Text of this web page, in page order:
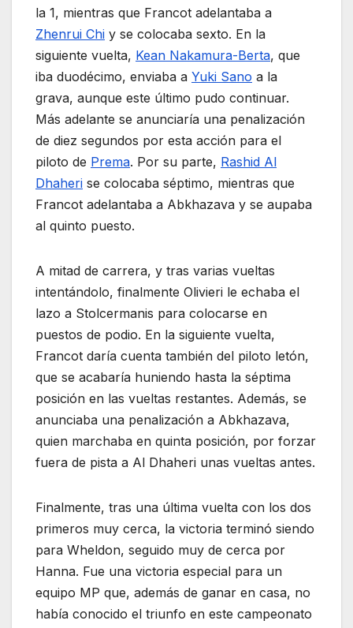
la 1, mientras que Francot adelantaba a
Zhenrui Chi y se colocaba sexto. En la
siguiente vuelta, Kean Nakamura-Berta, que
iba duodécimo, enviaba a Yuki Sano a la
grava, aunque este último pudo continuar.
Más adelante se anunciaría una penalización
de diez segundos por esta acción para el
piloto de Prema. Por su parte, Rashid Al
Dhaheri se colocaba séptimo, mientras que
Francot adelantaba a Abkhazava y se aupaba
al quinto puesto.
A mitad de carrera, y tras varias vueltas
intentándolo, finalmente Olivieri le echaba el
lazo a Stolcermanis para colocarse en
puestos de podio. En la siguiente vuelta,
Francot daría cuenta también del piloto letón,
que se acabaría huniendo hasta la séptima
posición en las vueltas restantes. Además, se
anunciaba una penalización a Abkhazava,
quien marchaba en quinta posición, por forzar
fuera de pista a Al Dhaheri unas vueltas antes.
Finalmente, tras una última vuelta con los dos
primeros muy cerca, la victoria terminó siendo
para Wheldon, seguido muy de cerca por
Hanna. Fue una victoria especial para un
equipo MP que, además de ganar en casa, no
había conocido el triunfo en este campeonato